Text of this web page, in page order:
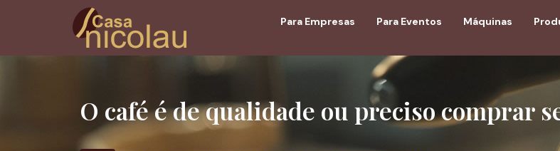
Para Empresas Para Eventos Máquinas
O café é de qualidade ou preciso comprar